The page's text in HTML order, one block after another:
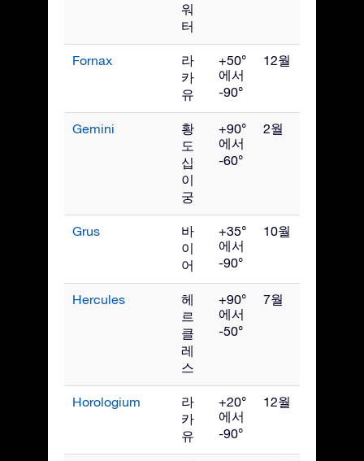
워
터
Fornax
라
카
유
+50°
에서
-90°
12월
Gemini
황
도
십
이
궁
+90°
에서
-60°
2월
Grus
바
이
어
+35°
에서
-90°
10월
Hercules
헤
르
클
레
스
+90°
에서
-50°
7월
Horologium
라
카
유
+20°
에서
-90°
12월